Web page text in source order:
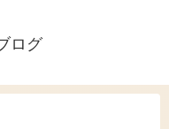
ログ